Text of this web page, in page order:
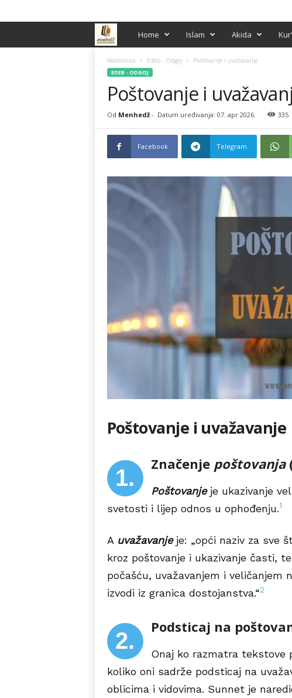
e
n
e
ž
Home Islam Akida
Naslovnica Edeb - Odgoj Poštovanje i uvažavanje
EDEB - ODGOJ
Poštovanje i
Od Menhedž- Datum uređivanja: 07. apr 2026. 335
Facebook Telegram
Poštovanje i uvažavanje
1.
Značenje poštovanja
Poštovanje je ukazivanje
svetosti i lijep odnos u ophođenju.1
A uvažavanje je: „opći naziv za sve
kroz poštovanje i ukazivanje časti,
počašću, uvažavanjem i veličanjem
izvodi iz granica dostojanstva.“2
2.
Podsticaj na
Onaj ko razmatra tekstove
koliko oni sadrže podsticaj na
oblicima i vidovima. Sunnet je